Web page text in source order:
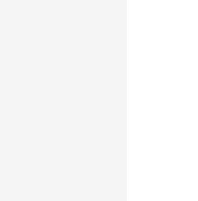
Газобетон Могилевский